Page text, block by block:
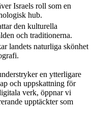
Israels roll som en
hub.
den kulturella
och traditionerna.
landets naturliga skönhet
en ytterligare
och uppskattning för
verk, öppnar vi
upptäckter som